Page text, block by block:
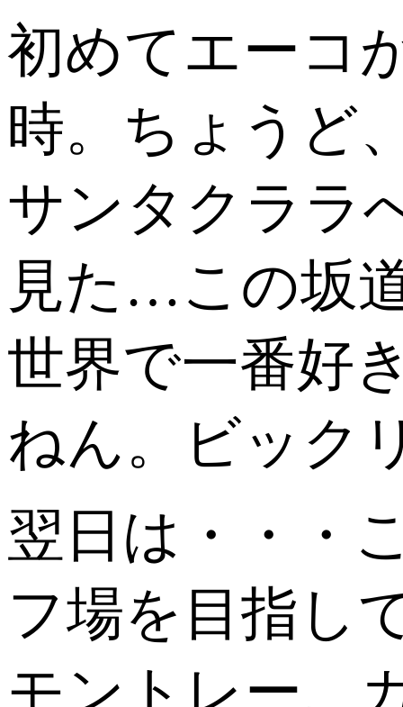
初めてエーコ
時。ちょうど
サンタクララ
見た…この坂
世界で一番好
ねん。ビック
翌日は・・・
フ場を目指し
モントレー、